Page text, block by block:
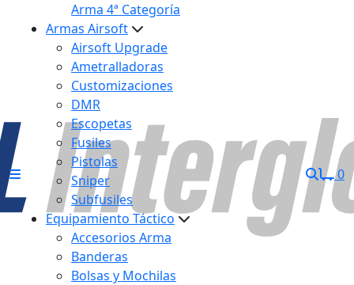
Arma 4ª Categoría
Armas Airsoft
Airsoft Upgrade
Ametralladoras
Customizaciones
DMR
Escopetas
Fusiles
Pistolas
Sniper
Subfusiles
Equipamiento Táctico
Accesorios Arma
Banderas
Bolsas y Mochilas
0